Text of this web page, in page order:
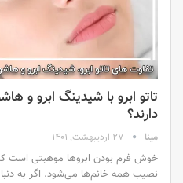
تاتو ابرو با شیدینگ ابرو و
دارند؟
مینا 27 اردیبهشت, 1401
خوش فرم بودن ابروها موهبتی است
نصیب همه خانم‌ها می‌شود. اگر به